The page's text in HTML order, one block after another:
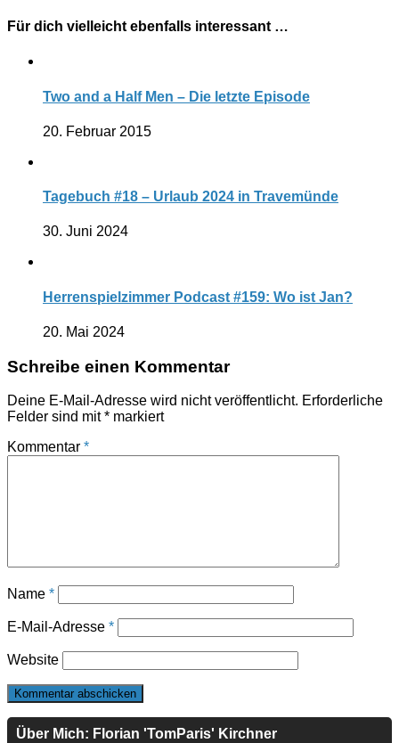
Für dich vielleicht ebenfalls interessant …
Two and a Half Men – Die letzte Episode
20. Februar 2015
Tagebuch #18 – Urlaub 2024 in Travemünde
30. Juni 2024
Herrenspielzimmer Podcast #159: Wo ist Jan?
20. Mai 2024
Schreibe einen Kommentar
Deine E-Mail-Adresse wird nicht veröffentlicht. Erforderliche
Felder sind mit* markiert
Kommentar *
Name *
E-Mail-Adresse *
Website
Über Mich: Florian 'TomParis' Kirchner